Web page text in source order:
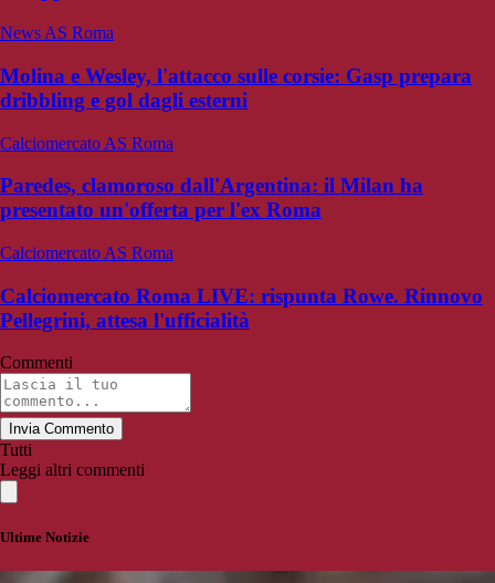
News AS Roma
Molina e Wesley, l'attacco sulle corsie: Gasp prepara
dribbling e gol dagli esterni
Calciomercato AS Roma
Paredes, clamoroso dall'Argentina: il Milan ha
presentato un'offerta per l'ex Roma
Calciomercato AS Roma
Calciomercato Roma LIVE: rispunta Rowe. Rinnovo
Pellegrini, attesa l'ufficialità
Commenti
Invia Commento
Tutti
Leggi altri commenti
Ultime Notizie